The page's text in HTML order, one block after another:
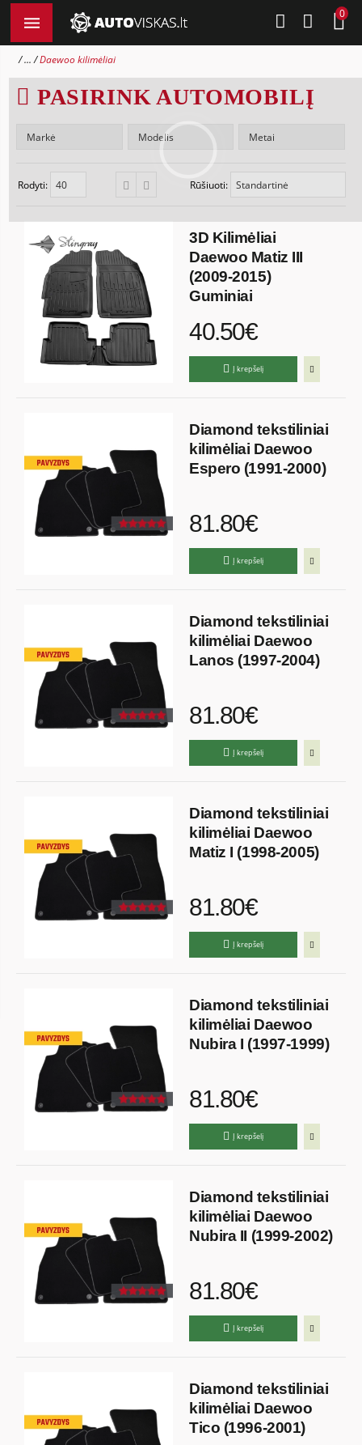
0
... Daewoo kilimėliai
PASIRINK AUTOMOBILĮ
Rūšiuoti:
Rodyti:
3D Kilimėliai
Daewoo Matiz III
(2009-2015)
Guminiai
40.50€
Į krepšelį
Diamond tekstiliniai
kilimėliai Daewoo
Espero (1991-2000)
81.80€
Į krepšelį
Diamond tekstiliniai
kilimėliai Daewoo
Lanos (1997-2004)
81.80€
Į krepšelį
Diamond tekstiliniai
kilimėliai Daewoo
Matiz I (1998-2005)
81.80€
Į krepšelį
Diamond tekstiliniai
kilimėliai Daewoo
Nubira I (1997-1999)
81.80€
Į krepšelį
Diamond tekstiliniai
kilimėliai Daewoo
Nubira II (1999-2002)
81.80€
Į krepšelį
Diamond tekstiliniai
kilimėliai Daewoo
Tico (1996-2001)